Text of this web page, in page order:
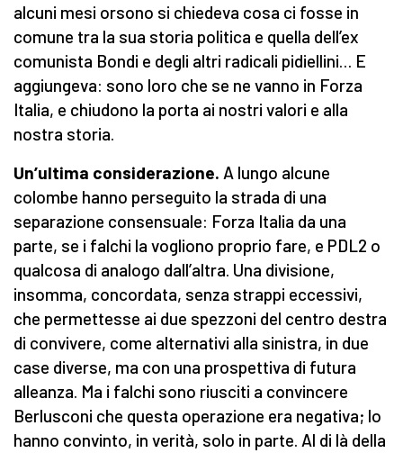
alcuni mesi orsono si chiedeva cosa ci fosse in
comune tra la sua storia politica e quella dell’ex
comunista Bondi e degli altri radicali pidiellini… E
aggiungeva: sono loro che se ne vanno in Forza
Italia, e chiudono la porta ai nostri valori e alla
nostra storia.
Un’ultima considerazione. A lungo alcune
colombe hanno perseguito la strada di una
separazione consensuale: Forza Italia da una
parte, se i falchi la vogliono proprio fare, e PDL2 o
qualcosa di analogo dall’altra. Una divisione,
insomma, concordata, senza strappi eccessivi,
che permettesse ai due spezzoni del centro destra
di convivere, come alternativi alla sinistra, in due
case diverse, ma con una prospettiva di futura
alleanza. Ma i falchi sono riusciti a convincere
Berlusconi che questa operazione era negativa; lo
hanno convinto, in verità, solo in parte. Al di là della